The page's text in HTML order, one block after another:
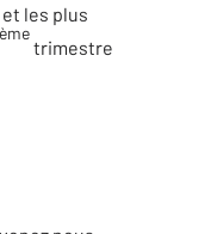
les plus
ème
trimestre